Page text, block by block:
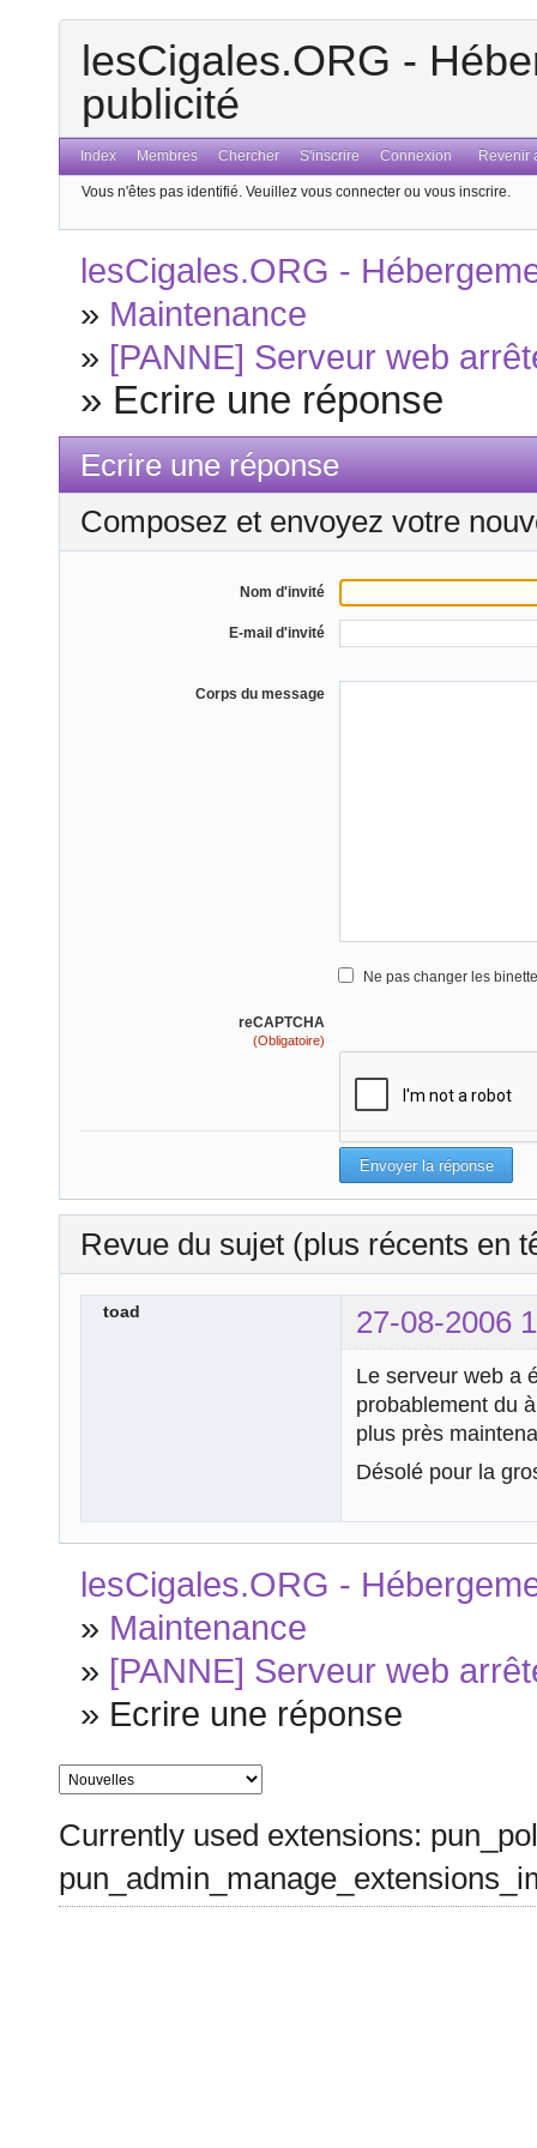
lesCigales.ORG -
publicité
Index Membres Chercher S'inscrire Connexion Revenir
Vous n'êtes pas identifié. Veuillez vous connecter ou vous inscrire.
lesCigales.ORG -
» Maintenance
» [PANNE] Serveur web
» Ecrire une réponse
Ecrire une réponse
Composez et envoyez votre
Nom d'invité
E-mail d'invité
Corps du message
Ne pas changer les
reCAPTCHA
(Obligatoire)
Revue du sujet (plus récents en
toad 27-08-2006
Le serveur web a
probablement du
plus près
Désolé pour la
lesCigales.ORG -
» Maintenance
» [PANNE] Serveur web
» Ecrire une réponse
Currently used extensions: